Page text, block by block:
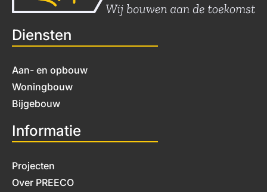
Diensten
Aan- en opbouw
Woningbouw
Bijgebouw
Informatie
Projecten
Over PREECO